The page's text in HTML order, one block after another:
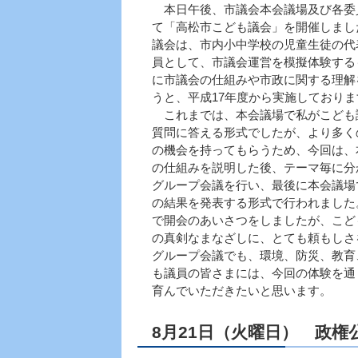
本日午後、市議会本会議場及び各
て「高松市こども議会」を開催しま
議会は、市内小中学校の児童生徒の
員として、市議会運営を模擬体験す
に市議会の仕組みや市政に関する理
うと、平成17年度から実施しており
これまでは、本会議場で私がこど
質問に答える形式でしたが、より多
の機会を持ってもらうため、今回は
の仕組みを説明した後、テーマ毎に
グループ会議を行い、最後に本会議
の結果を発表する形式で行われまし
で開会のあいさつをしましたが、こ
の真剣なまなざしに、とても頼もし
グループ会議でも、環境、防災、教
も議員の皆さまには、今回の体験を
育んでいただきたいと思います。
8月21日（火曜日） 政権